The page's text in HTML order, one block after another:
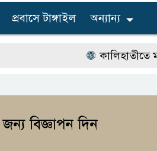
প্রবাসে টাঙ্গাইল অন্যান্য
কালিহাতীতে